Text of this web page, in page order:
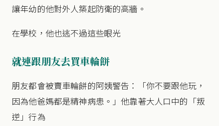
讓年幼的他對外人築起防衛的高牆。
在學校，他也逃不過這些眼光
就連跟朋友去買車輪餅
朋友都會被賣車輪餅的阿姨警告：「你不要跟他玩，
因為他爸媽都是精神病患。」他靠著大人口中的「叛
逆」行為